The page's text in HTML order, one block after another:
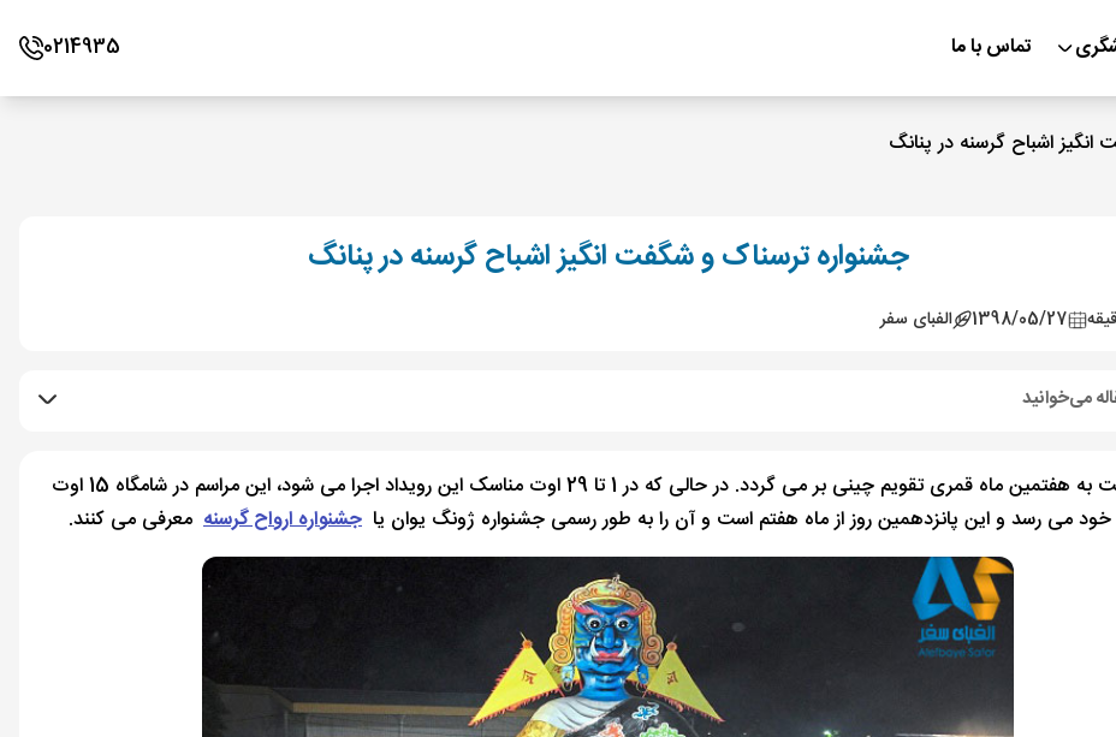
تماس با ما 0214935
اشباح گرسنه در پنانگ
جشنواره ترسناک و شگفت انگیز اشباح گرسنه در پنانگ
1398/05/27 الفبای سفر
می‌خوانید
این سنت به هفتمین ماه قمری تقویم چینی بر می گردد. در حالی که در 1 تا 29 اوت مناسک این رویداد اجرا می شود، این مراسم در شامگاه 15 اوت
می رسد و این پانزدهمین روز از ماه هفتم است و آن را به طور رسمی جشنواره ژونگ یوان یا جشنواره ارواح گرسنه معرفی می کنند.